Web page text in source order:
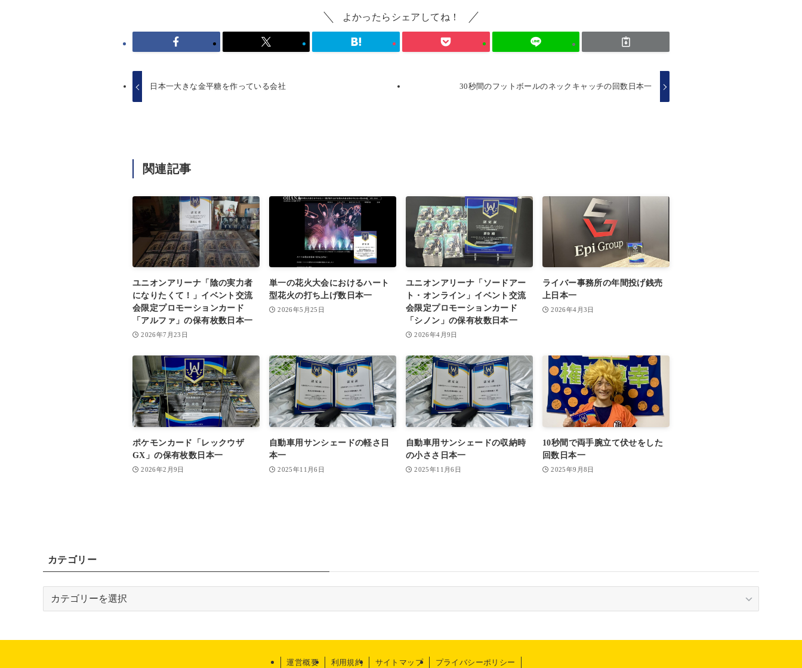
よかったらシェアしてね！
日本一大きな金平糖を作っている会社 30秒間のフットボールのネックキャッチの回数日本一
関連記事
ユニオンアリーナ「陰の実力者
になりたくて！」イベント交流
会限定プロモーションカード
「アルファ」の保有枚数日本一
2026年7月23日
単一の花火大会におけるハート
型花火の打ち上げ数日本一
2026年5月25日
ユニオンアリーナ「ソードアー
ト・オンライン」イベント交流
会限定プロモーションカード
「シノン」の保有枚数日本一
2026年4月9日
ライバー事務所の年間投げ銭売
上日本一
2026年4月3日
ポケモンカード「レックウザ
GX」の保有枚数日本一
2026年2月9日
自動車用サンシェードの軽さ日
本一
2025年11月6日
自動車用サンシェードの収納時
の小ささ日本一
2025年11月6日
10秒間で両手腕立て伏せをした
回数日本一
2025年9月8日
カテゴリー
リ
運営概要 利用規約 サイトマップ プライバシーポリシー